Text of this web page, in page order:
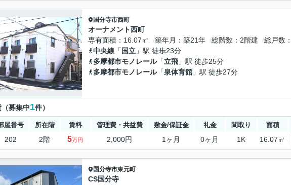
国分寺市西町
オーナメント西町
専有面積
16.07㎡ 築年月 築21年 総階数 2階建 総戸数
中央線 「 国立 」駅 徒歩23分
多摩都市モノレール「立飛 」駅 徒歩25分
多摩都市モノレール「泉体育館 」駅 徒歩27分
募集中1件）
屋番号 所在階 賃料 管理費・共益費 敷金/保証金 礼金 間取り 面積
202 2階 5万円 2,000円 1ヶ月 0ヶ月 1K 16.07㎡
国分寺市東元町
CS国分寺